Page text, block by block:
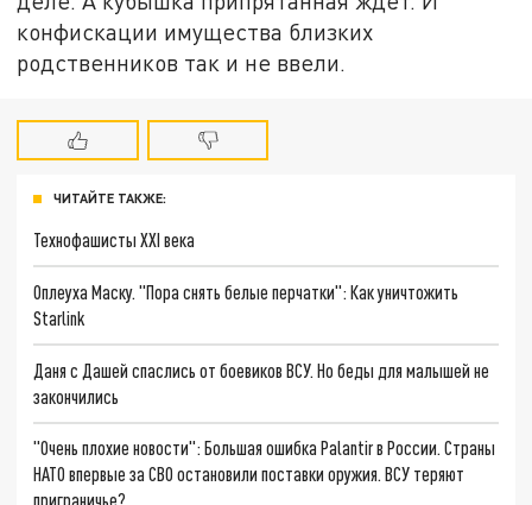
конфискации имущества близких
родственников так и не ввели.
ЧИТАЙТЕ ТАКЖЕ:
Технофашисты XXI века
Оплеуха Маску. "Пора снять белые перчатки": Как уничтожить
Starlink
Даня с Дашей спаслись от боевиков ВСУ. Но беды для малышей не
закончились
"Очень плохие новости": Большая ошибка Palantir в России. Страны
НАТО впервые за СВО остановили поставки оружия. ВСУ теряют
приграничье?